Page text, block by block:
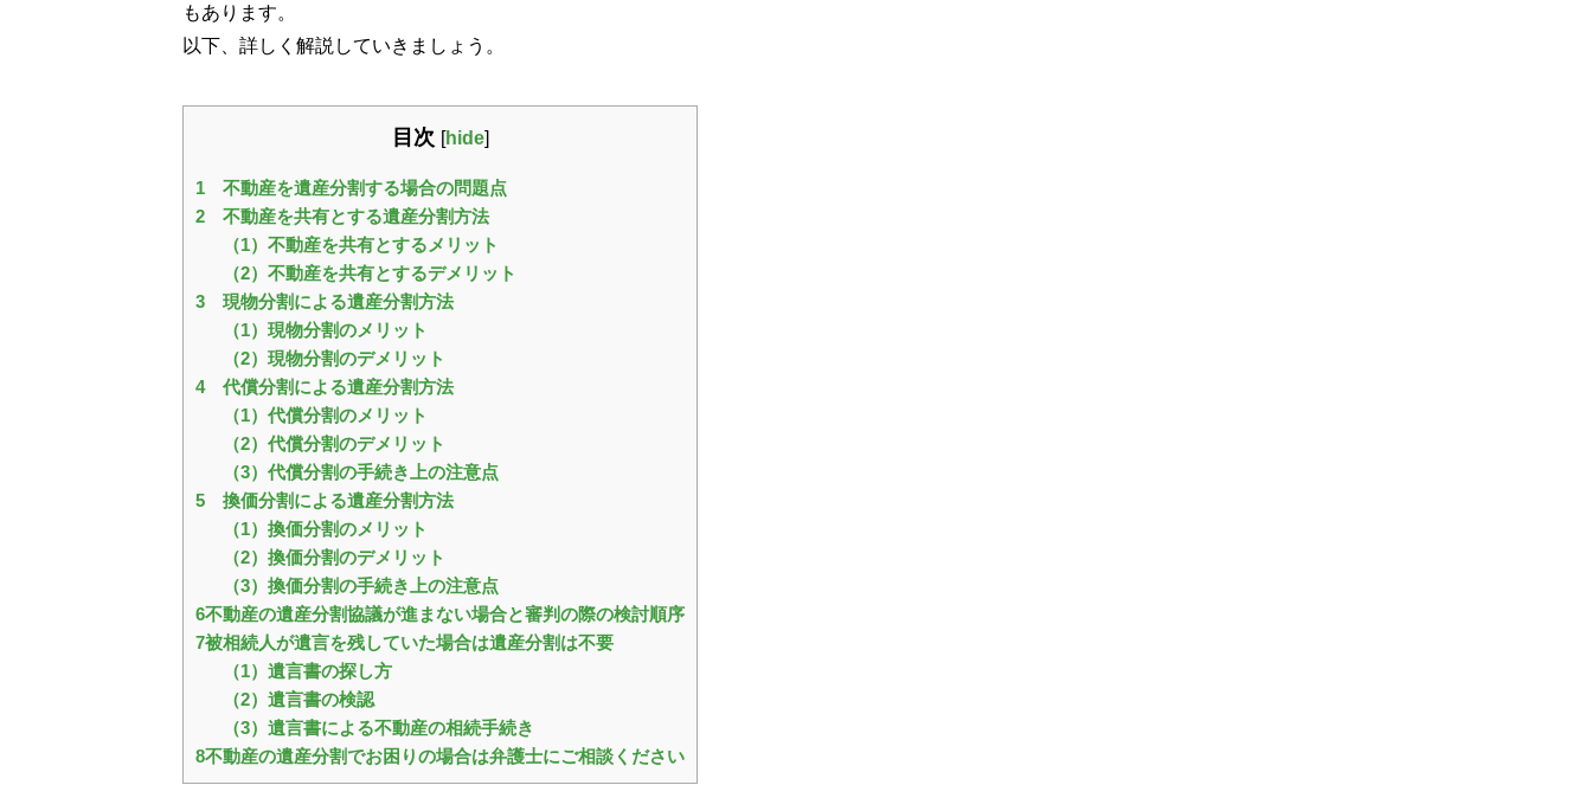
もあります。
以下、詳しく解説していきましょう。
目次 [hide]
1 不動産を遺産分割する場合の問題点
2 不動産を共有とする遺産分割方法
（1）不動産を共有とするメリット
（2）不動産を共有とするデメリット
3 現物分割による遺産分割方法
（1）現物分割のメリット
（2）現物分割のデメリット
4 代償分割による遺産分割方法
（1）代償分割のメリット
（2）代償分割のデメリット
（3）代償分割の手続き上の注意点
5 換価分割による遺産分割方法
（1）換価分割のメリット
（2）換価分割のデメリット
（3）換価分割の手続き上の注意点
6不動産の遺産分割協議が進まない場合と審判の際の検討順序
7被相続人が遺言を残していた場合は遺産分割は不要
（1）遺言書の探し方
（2）遺言書の検認
（3）遺言書による不動産の相続手続き
8不動産の遺産分割でお困りの場合は弁護士にご相談ください